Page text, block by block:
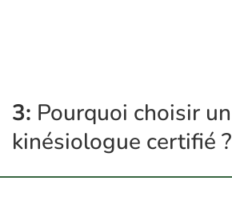
3: Pourquoi choisir un
kinésiologue certifié ?